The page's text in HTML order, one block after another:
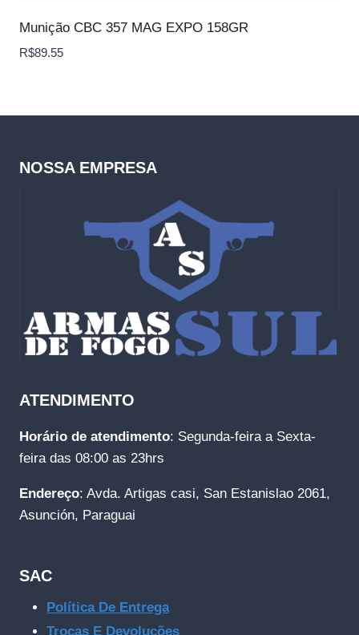
Munição CBC 357 MAG EXPO 158GR
R$89.55
NOSSA EMPRESA
ATENDIMENTO
Horário de atendimento: Segunda-feira a Sexta-
feira das 08:00 as 23hrs
Endereço: Avda. Artigas casi, San Estanislao 2061,
Asunción, Paraguai
SAC
Política De Entrega
Trocas E Devoluções